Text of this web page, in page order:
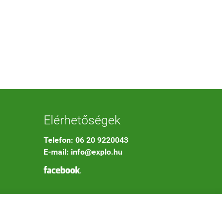
Elérhetőségek
Telefon: 06 20 9220043
E-mail: info@explo.hu